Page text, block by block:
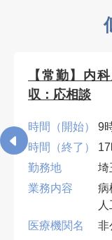
【常勤】内
収：応相談
時間（開始）
9
時間（終了）
勤務地
埼
業務内容
病
胃
医療機関名 非